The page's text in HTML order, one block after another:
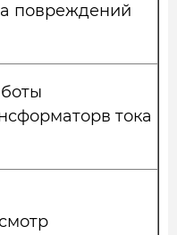
повреждений
тока